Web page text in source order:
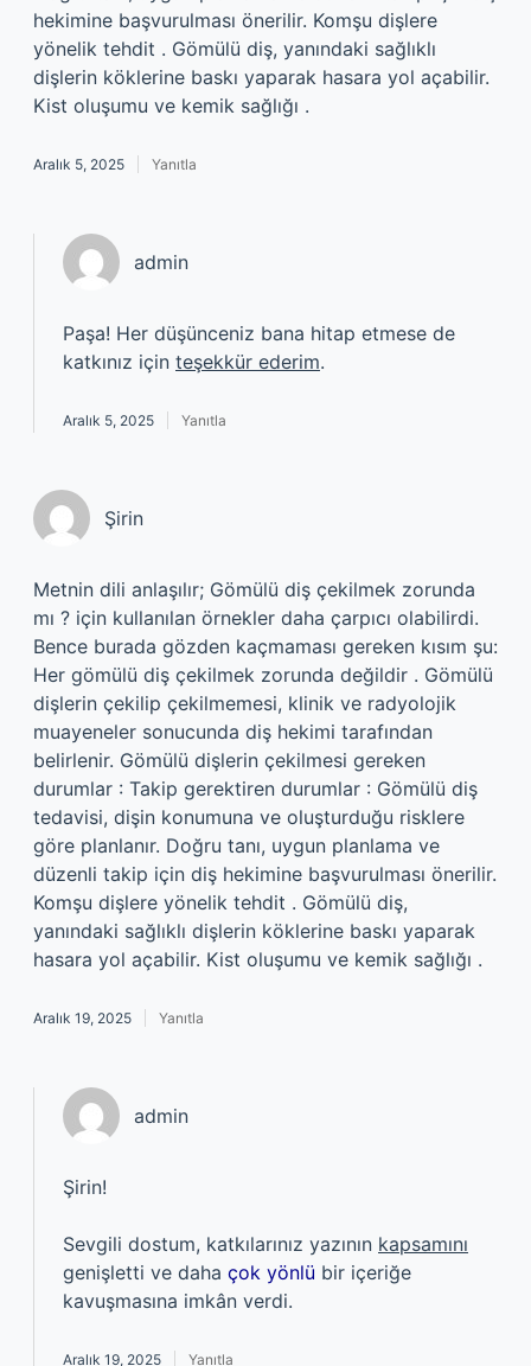
hekimine başvurulması önerilir. Komşu dişlere
yönelik tehdit . Gömülü diş, yanındaki sağlıklı
dişlerin köklerine baskı yaparak hasara yol açabilir.
Kist oluşumu ve kemik sağlığı .
Aralık 5, 2025 Yanıtla
admin
Paşa! Her düşünceniz bana hitap etmese de
katkınız için teşekkür ederim.
Aralık 5, 2025 Yanıtla
Şirin
Metnin dili anlaşılır; Gömülü diş çekilmek zorunda
mı ? için kullanılan örnekler daha çarpıcı olabilirdi.
Bence burada gözden kaçmaması gereken kısım şu:
Her gömülü diş çekilmek zorunda değildir . Gömülü
dişlerin çekilip çekilmemesi, klinik ve radyolojik
muayeneler sonucunda diş hekimi tarafından
belirlenir. Gömülü dişlerin çekilmesi gereken
durumlar : Takip gerektiren durumlar : Gömülü diş
tedavisi, dişin konumuna ve oluşturduğu risklere
göre planlanır. Doğru tanı, uygun planlama ve
düzenli takip için diş hekimine başvurulması önerilir.
Komşu dişlere yönelik tehdit . Gömülü diş,
yanındaki sağlıklı dişlerin köklerine baskı yaparak
hasara yol açabilir. Kist oluşumu ve kemik sağlığı .
Aralık 19, 2025 Yanıtla
admin
Şirin!
Sevgili dostum, katkılarınız yazının kapsamını
genişletti ve daha çok yönlü bir içeriğe
kavuşmasına imkân verdi.
Aralık 19, 2025 Yanıtla